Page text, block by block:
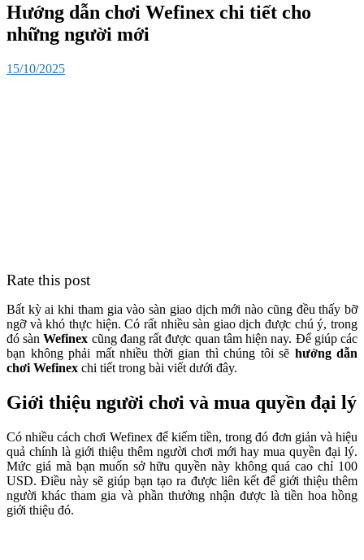
Hướng dẫn chơi Wefinex chi tiết cho
những người mới
15/10/2025
Rate this post
Bất kỳ ai khi tham gia vào sàn giao dịch mới nào cũng đều thấy bỡ
ngỡ và khó thực hiện. Có rất nhiều sàn giao dịch được chú ý, trong
đó sànWefinex cũng đang rất được quan tâm hiện nay. Để giúp các
bạn không phải mất nhiều thời gian thì chúng tôi sẽ hướng dẫn
chơi Wefinex chi tiết trong bài viết dưới đây.
Giới thiệu người chơi và mua quyền đại lý
Có nhiều cách chơi Wefinex để kiếm tiền, trong đó đơn giản và hiệu
quả chính là giới thiệu thêm người chơi mới hay mua quyền đại lý.
Mức giá mà bạn muốn sở hữu quyền này không quá cao chỉ 100
USD. Điều này sẽ giúp bạn tạo ra được liên kết để giới thiệu thêm
người khác tham gia và phần thưởng nhận được là tiền hoa hồng
giới thiệu đó.